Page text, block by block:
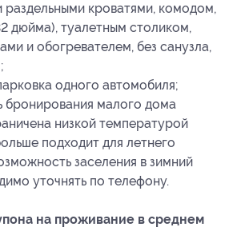
раздельными кроватями, комодом,
дюйма), туалетным столиком,
и обогревателем, без санузла,
одного автомобиля;
малого дома
низкой температурой
подходит для летнего
заселения в зимний
уточнять по телефону.
на проживание в среднем